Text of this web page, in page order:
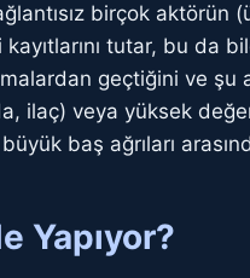
birçok aktörün
tutar, bu da
geçtiğini ve
ilaç) veya yüksek
baş ağrıları
Yapıyor?